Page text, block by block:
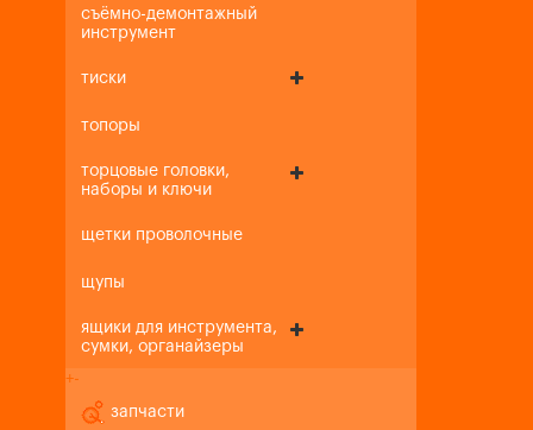
съёмно-демонтажный
инструмент
тиски
топоры
торцовые головки,
наборы и ключи
щетки проволочные
щупы
ящики для инструмента,
сумки, органайзеры
+-
запчасти